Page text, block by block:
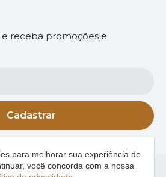
e receba promoções e
Cadastrar
para melhorar sua experiência de
você concorda com a nossa